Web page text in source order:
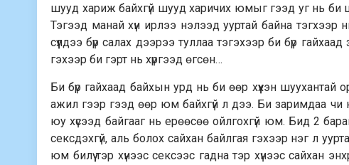
шууд хариж байхгүй шууд харичих юмыг гээд уг нь
Тэгээд манай хүн ирлээ нэлээд ууртай байна тэгхээр
сүүлдээ бүр салах дээрээ туллаа тэгэхээр би бүр
гэхээр би гэрт нь хүргээд өгсөн…
Би бүр гайхаад байхын урд нь би өөр хүүхэн шуухантай
ажил гээр гээд өөр юм байхгүй л дээ. Би заримдаа чи
юу хүсээд байгааг нь ерөөсөө ойлгохгүй юм. Бид 2
сексдэхгүй, аль болох сайхан байлгая гэхээр нэг л
юм билүү тэр хүнээс сексээс гадна тэр хүнээс сайхан